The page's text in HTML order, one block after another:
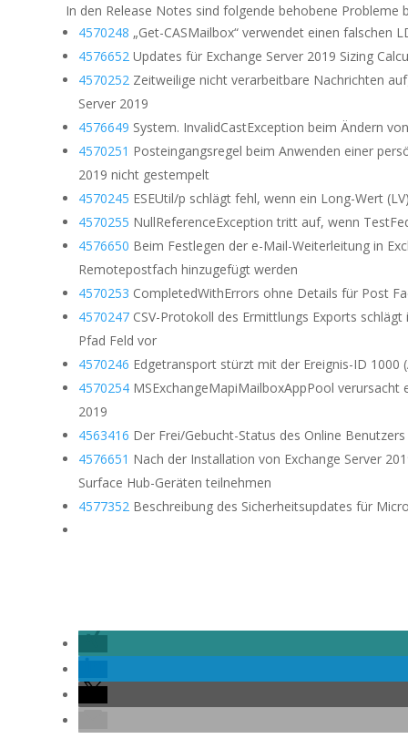
In den Release Notes sind folgende behobene Probleme
4570248 „Get-CASMailbox“ verwendet einen falschen
4576652 Updates für Exchange Server 2019 Sizing
4570252 Zeitweilige nicht verarbeitbare Nachrichten
Server 2019
4576649 System. InvalidCastException beim Ändern
4570251 Posteingangsregel beim Anwenden einer
2019 nicht gestempelt
4570245 ESEUtil/p schlägt fehl, wenn ein Long-Wert
4570255 NullReferenceException tritt auf, wenn
4576650 Beim Festlegen der e-Mail-Weiterleitung in
Remotepostfach hinzugefügt werden
4570253 CompletedWithErrors ohne Details für Post
4570247 CSV-Protokoll des Ermittlungs Exports
Pfad Feld vor
4570246 Edgetransport stürzt mit der Ereignis-ID 1000
4570254 MSExchangeMapiMailboxAppPool verursacht
2019
4563416 Der Frei/Gebucht-Status des Online
4576651 Nach der Installation von Exchange Server
Surface Hub-Geräten teilnehmen
4577352 Beschreibung des Sicherheitsupdates für